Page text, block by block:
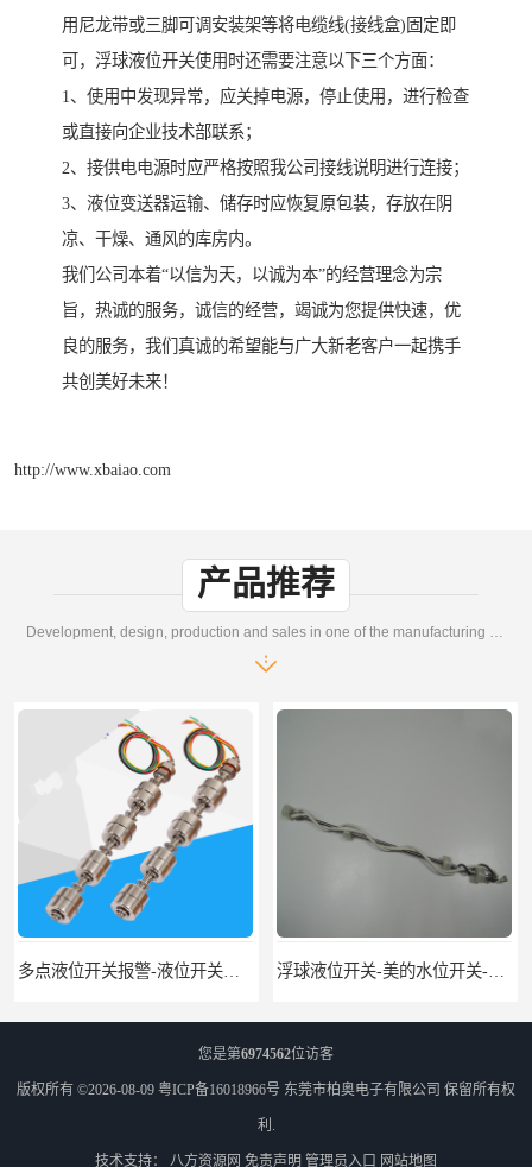
用尼龙带或三脚可调安装架等将电缆线(接线盒)固定即
可，浮球液位开关使用时还需要注意以下三个方面：
1、使用中发现异常，应关掉电源，停止使用，进行检查
或直接向企业技术部联系；
2、接供电电源时应严格按照我公司接线说明进行连接；
3、液位变送器运输、储存时应恢复原包装，存放在阴
凉、干燥、通风的库房内。
我们公司本着“以信为天，以诚为本”的经营理念为宗
旨，热诚的服务，诚信的经营，竭诚为您提供快速，优
良的服务，我们真诚的希望能与广大新老客户一起携手
共创美好未来！
http://www.xbaiao.com
产品推荐
Development, design, production and sales in one of the manufacturing enterprises
多点液位开关报警-液位开关公司-柏奥 浮球液位开关-美的水位开关-水位计定制-柏奥
您是第6974562位访客
版权所有 ©2026-08-09 粤ICP备16018966号 东莞市柏奥电子有限公司 保留所有权
利.
技术支持： 八方资源网 免责声明 管理员入口 网站地图